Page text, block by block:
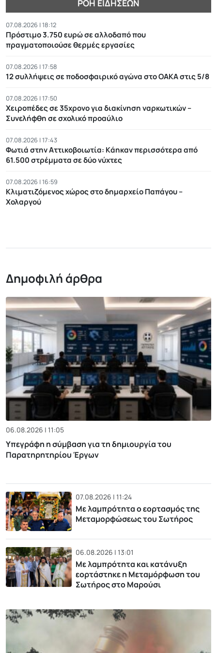
ΡΟΉ ΕΙΔΉΣΕΩΝ
07.08.2026 | 18:12
Πρόστιμο 3.750 ευρώ σε αλλοδαπό που
πραγματοποιούσε θερμές εργασίες
07.08.2026 | 17:58
12 συλλήψεις σε ποδοσφαιρικό αγώνα στο ΟΑΚΑ στις 5/8
07.08.2026 | 17:50
Χειροπέδες σε 35χρονο για διακίνηση ναρκωτικών –
Συνελήφθη σε σχολικό προαύλιο
07.08.2026 | 17:43
Φωτιά στην Αττικοβοιωτία: Kάηκαν περισσότερα από
61.500 στρέμματα σε δύο νύχτες
07.08.2026 | 16:59
Κλιματιζόμενος χώρος στο δημαρχείο Παπάγου –
Χολαργού
Δημοφιλή άρθρα
06.08.2026 | 11:05
Υπεγράφη η σύμβαση για τη δημιουργία του
Παρατηρητηρίου Έργων
07.08.2026 | 11:24
Με λαμπρότητα ο εορτασμός της
Μεταμορφώσεως του Σωτήρος
06.08.2026 | 13:01
Με λαμπρότητα και κατάνυξη
εορτάστηκε η Μεταμόρφωση του
Σωτήρος στο Μαρούσι